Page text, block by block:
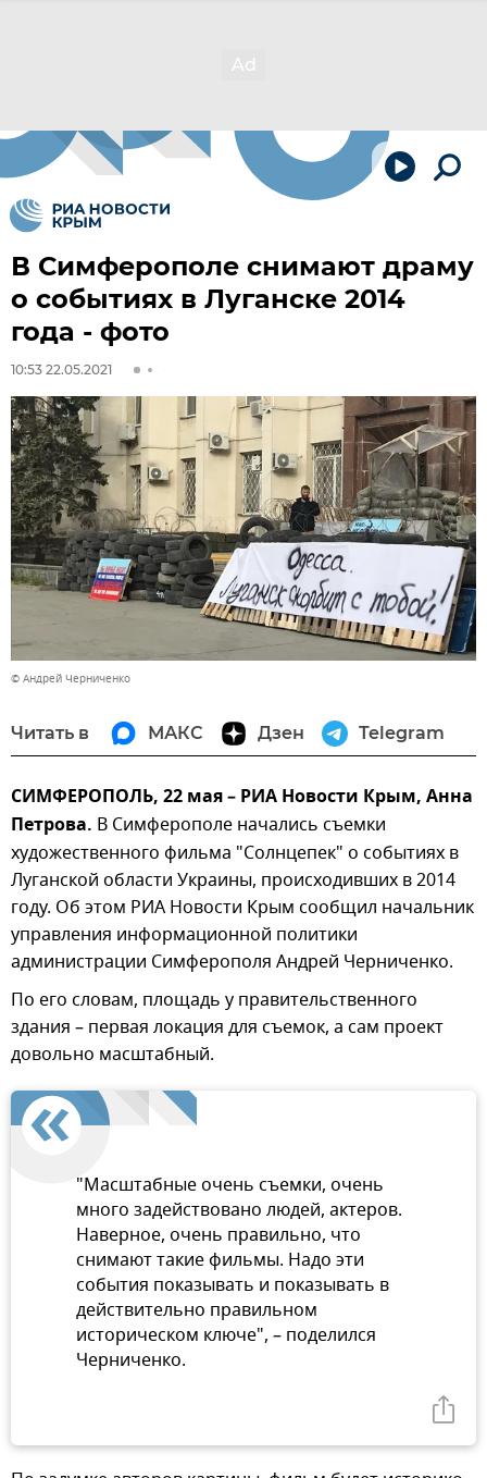
В Симферополе снимают драму
о событиях в Луганске 2014
года - фото
10:53 22.05.2021
© Андрей Черниченко
Читать в МАКС Дзен Telegram
СИМФЕРОПОЛЬ, 22 мая – РИА Новости Крым, Анна
Петрова. В Симферополе начались съемки
художественного фильма "Солнцепек" о событиях в
Луганской области Украины, происходивших в 2014
году. Об этом РИА Новости Крым сообщил начальник
управления информационной политики
администрации Симферополя Андрей Черниченко.
По его словам, площадь у правительственного
здания – первая локация для съемок, а сам проект
довольно масштабный.
"Масштабные очень съемки, очень
много задействовано людей, актеров.
Наверное, очень правильно, что
снимают такие фильмы. Надо эти
события показывать и показывать в
действительно правильном
историческом ключе", – поделился
Черниченко.